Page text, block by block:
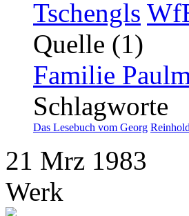
Tschengls
Quelle (1)
Familie
Schlagworte
Das Lesebuch vom Georg
21 Mrz 1983
Werk